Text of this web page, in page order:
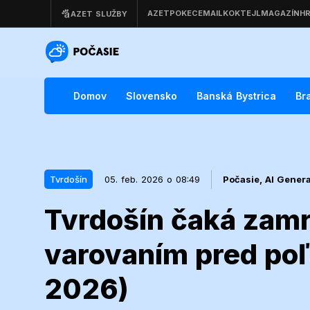
Domov Slovensko Banská Bystrica
Tvrdošín 05. feb. 2026 o 08:49 Počasie, AI
Tvrdošín čaká
varovaním pred
2026)
Tvrdošín